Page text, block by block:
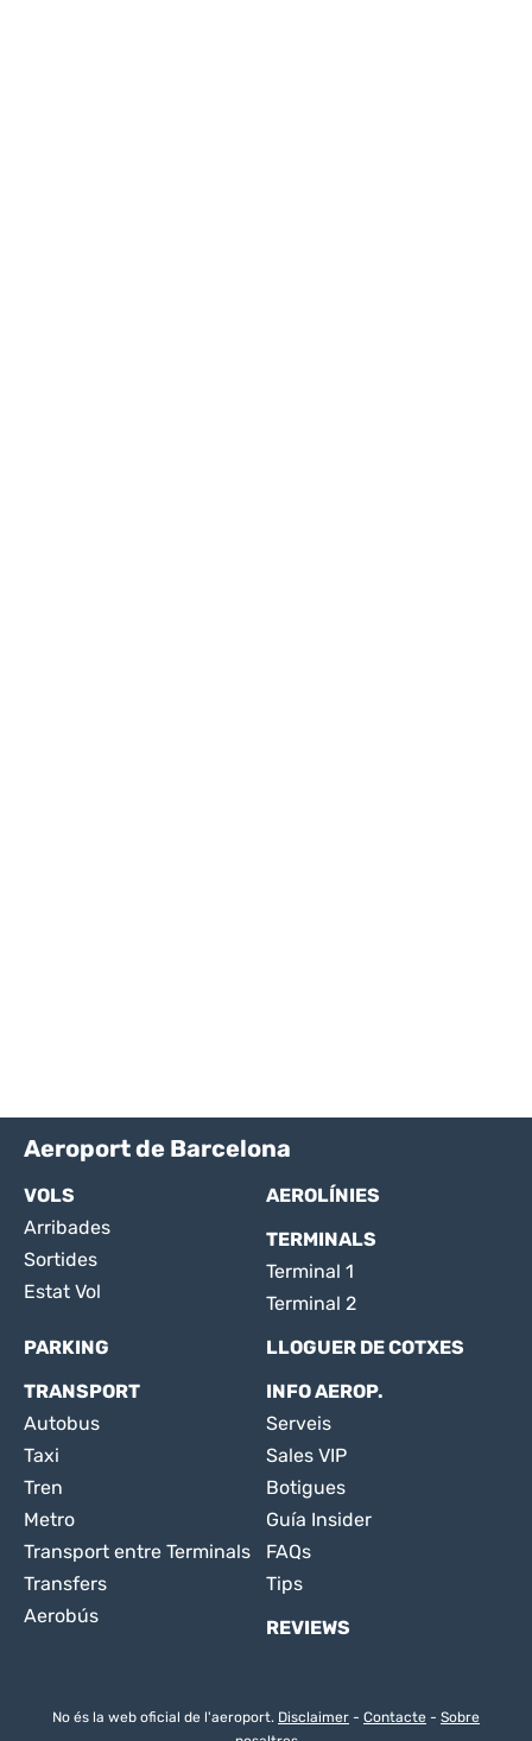
Aeroport de Barcelona
VOLS
Arribades
Sortides
Estat Vol
AEROLÍNIES
TERMINALS
Terminal 1
Terminal 2
PARKING
LLOGUER DE COTXES
TRANSPORT
Autobus
Taxi
Tren
Metro
Transport entre Terminals
Transfers
Aerobús
INFO AEROP.
Serveis
Sales VIP
Botigues
Guía Insider
FAQs
Tips
REVIEWS
No és la web oficial de l'aeroport. Disclaimer - Contacte - Sobre